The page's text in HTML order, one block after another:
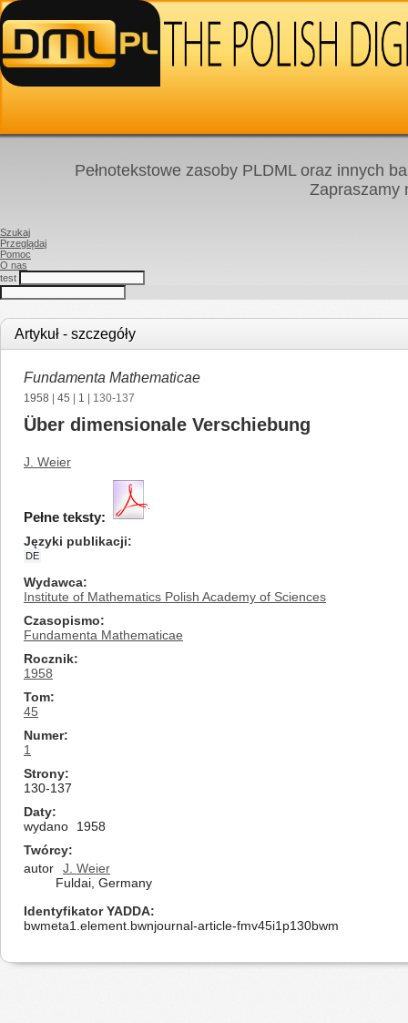
Pełnotekstowe zasoby PLDML oraz innych
Zapraszamy
Szukaj
Przeglądaj
Pomoc
O nas
test
Artykuł - szczegóły
Fundamenta Mathematicae
1958 45 1 | 130-137
Über dimensionale Verschiebung
J. Weier
Pełne teksty:
Języki publikacji
DE
Wydawca
Institute of Mathematics Polish Academy of Sciences
Czasopismo
Fundamenta Mathematicae
Rocznik
1958
Tom
45
Numer
1
Strony
130-137
Daty
wydano
1958
Twórcy
autor
J. Weier
Fuldai, Germany
Identyfikator YADDA
bwmeta1.element.bwnjournal-article-fmv45i1p130bwm